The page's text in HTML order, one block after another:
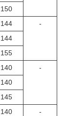
150
144
-
144
155
140
-
140
145
140
-